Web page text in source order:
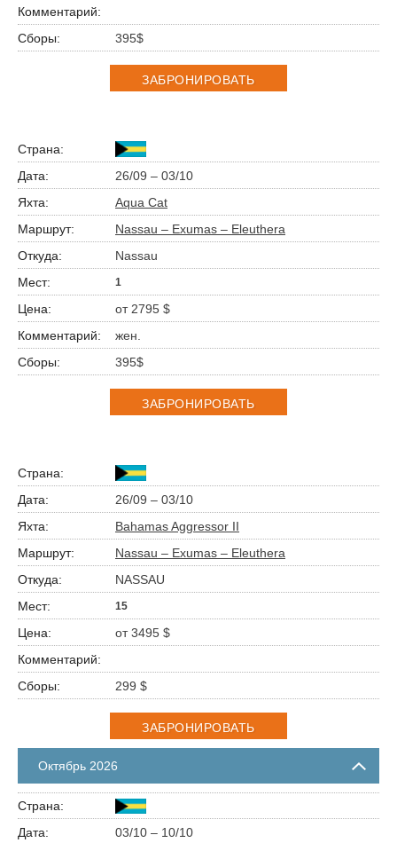
395$
ЗАБРОНИРОВАТЬ
26/09 – 03/10
Aqua Cat
Nassau – Exumas – Eleuthera
Nassau
1
от 2795 $
жен.
395$
ЗАБРОНИРОВАТЬ
26/09 – 03/10
Bahamas Aggressor II
Nassau – Exumas – Eleuthera
NASSAU
15
от 3495 $
299 $
ЗАБРОНИРОВАТЬ
Октябрь 2026
03/10 – 10/10